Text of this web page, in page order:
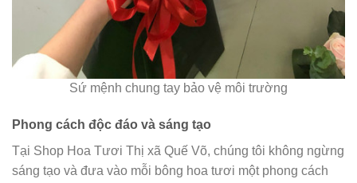
Sứ mệnh chung tay bảo vệ môi trường
Phong cách độc đáo và sáng tạo
Tại Shop Hoa Tươi Thị xã Quế Võ, chúng tôi không ngừng
sáng tạo và đưa vào mỗi bông hoa tươi một phong cách